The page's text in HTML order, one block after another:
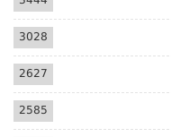
3028
2627
2585